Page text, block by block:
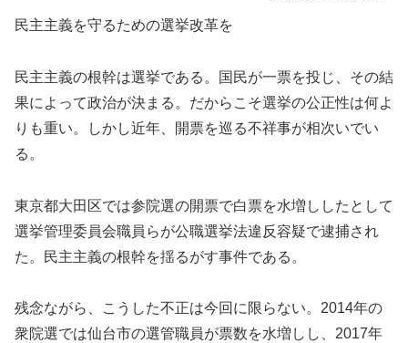
民主主義を守るための選挙改革を
民主主義の根幹は選挙である。国民が一票を投じ、その結
果によって政治が決まる。だからこそ選挙の公正性は何よ
りも重い。しかし近年、開票を巡る不祥事が相次いでい
る。
東京都大田区では参院選の開票で白票を水増ししたとして
選挙管理委員会職員らが公職選挙法違反容疑で逮捕され
た。民主主義の根幹を揺るがす事件である。
残念ながら、こうした不正は今回に限らない。2014年の
衆院選では仙台市の選管職員が票数を水増しし、2017年